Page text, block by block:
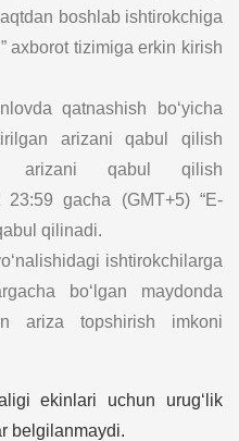
boshlab ishtirokchiga
axborot tizimiga erkin kirish
qatnashish bo‘yicha
arizani qabul qilish
arizani qabul qilish
gacha (GMT+5) “E-
qilinadi.
ishtirokchilarga
bo‘lgan maydonda
ariza topshirish imkoni
ekinlari uchun urug‘lik
belgilanmaydi.